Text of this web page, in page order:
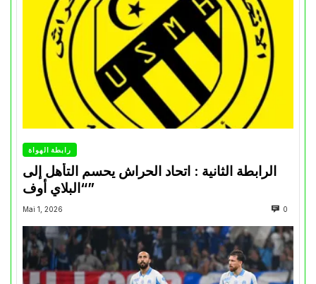
رابطة الهواة
الرابطة الثانية : اتحاد الحراش يحسم التأهل إلى
“البلاي أوف”
Mai 1, 2026 0